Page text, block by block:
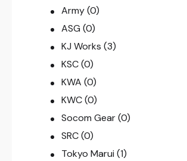
Army (0)
ASG (0)
KJ Works (3)
KSC (0)
KWA (0)
KWC (0)
Socom Gear (0)
SRC (0)
Tokyo Marui (1)